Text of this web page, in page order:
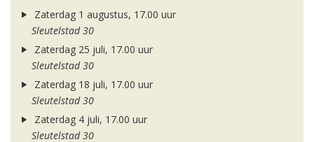
Zaterdag 1 augustus, 17.00 uur
Sleutelstad 30
Zaterdag 25 juli, 17.00 uur
Sleutelstad 30
Zaterdag 18 juli, 17.00 uur
Sleutelstad 30
Zaterdag 4 juli, 17.00 uur
Sleutelstad 30